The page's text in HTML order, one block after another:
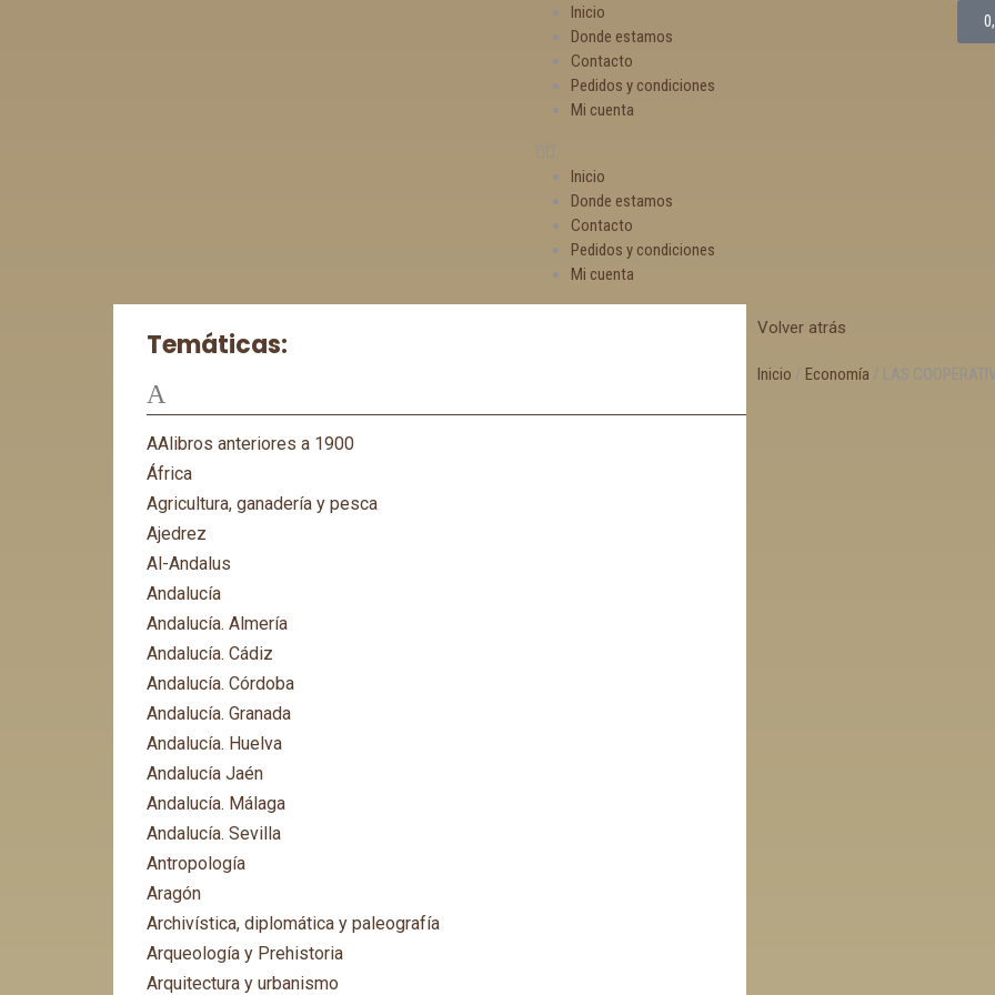
Inicio
Donde estamos
Contacto
Pedidos y condiciones
Mi cuenta
Inicio
Donde estamos
Contacto
Pedidos y condiciones
Mi cuenta
Temáticas:
A
AAlibros anteriores a 1900
África
Agricultura, ganadería y pesca
Ajedrez
Al-Andalus
Andalucía
Andalucía. Almería
Andalucía. Cádiz
Andalucía. Córdoba
Andalucía. Granada
Andalucía. Huelva
Andalucía Jaén
Andalucía. Málaga
Andalucía. Sevilla
Antropología
Aragón
Archivística, diplomática y paleografía
Arqueología y Prehistoria
Arquitectura y urbanismo
Volver atrás
Inicio / Economía / LAS